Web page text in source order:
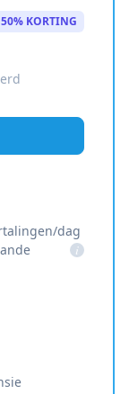
50% KORTING
dag
i